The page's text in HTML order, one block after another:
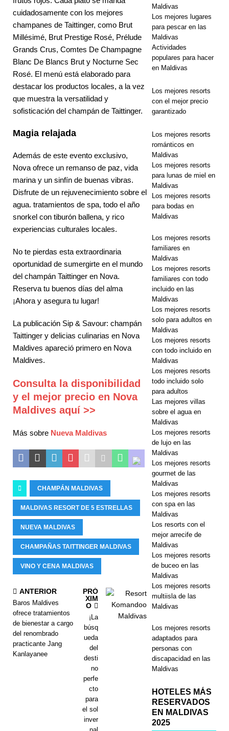
HOTELES Y
COMPLEJO
S
TURÍSTICOS
DE 5
ESTRELLAS
2025 ]
Celebre
unas
vacaciones
retro
SAii Lagoon
Maldives con
OFERTAS
S
cuidadosamente con los mejores
champanes de Taittinger, como Brut
Millésimé, Brut Prestige Rosé, Prélude
Grands Crus, Comtes De Champagne
Blanc De Blancs Brut y Nocturne Sec
Rosé. El menú está elaborado para
destacar los productos locales, a la vez
que muestra la versatilidad y
sofisticación del champán de Taittinger.
Magia relajada
Además de este evento exclusivo,
Nova ofrece un remanso de paz, vida
marina y un sinfín de buenas vibras.
Disfrute de un rejuvenecimiento sobre el
agua. tratamientos de spa, todo el año
snorkel con tiburón ballena, y rico
experiencias culturales locales.
No te pierdas esta extraordinaria
oportunidad de sumergirte en el mundo
del champán Taittinger en Nova.
Reserva tu buenos días del alma
¡Ahora y asegura tu lugar!
La publicación Sip & Savour: champán
Taittinger y delicias culinarias en Nova
Maldives apareció primero en Nova
Maldives.
Consulta la disponibilidad
y el mejor precio en Nova
Maldives aquí >>
Más sobre Nueva Maldivas
CHAMPÁN MALDIVAS
MALDIVAS RESORT DE 5 ESTRELLAS
NUEVA MALDIVAS
CHAMPAÑAS TAITTINGER MALDIVAS
VINO Y CENA MALDIVAS
ANTERIOR
Baros Maldives
ofrece tratamientos
de bienestar a cargo
del renombrado
practicante Jang
Kanlayanee
PRÓ
XIM
O
¡La
búsq
ueda
del
desti
no
perfe
cto
para
el sol
inver
Maldivas
Los mejores lugares
para pescar en las
Maldivas
Actividades
populares para hacer
en Maldivas
Los mejores resorts
con el mejor precio
garantizado
Los mejores resorts
románticos en
Maldivas
Los mejores resorts
para lunas de miel en
Maldivas
Los mejores resorts
para bodas en
Maldivas
Los mejores resorts
familiares en
Maldivas
Los mejores resorts
familiares con todo
incluido en las
Maldivas
Los mejores resorts
solo para adultos en
Maldivas
Los mejores resorts
con todo incluido en
Maldivas
Los mejores resorts
todo incluido solo
para adultos
Las mejores villas
sobre el agua en
Maldivas
Los mejores resorts
de lujo en las
Maldivas
Los mejores resorts
gourmet de las
Maldivas
Los mejores resorts
con spa en las
Maldivas
Los resorts con el
mejor arrecife de
Maldivas
Los mejores resorts
de buceo en las
Maldivas
Los mejores resorts
multiisla de las
Maldivas
Los mejores resorts
adaptados para
personas con
discapacidad en las
Maldivas
HOTELES MÁS
RESERVADOS
EN MALDIVAS
2025